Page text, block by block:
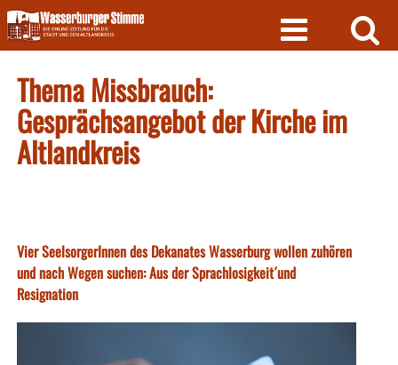
Skip
to
content
Thema Missbrauch:
Gesprächsangebot der Kirche im
Altlandkreis
Vier SeelsorgerInnen des Dekanates Wasserburg wollen zuhören
und nach Wegen suchen: Aus der Sprachlosigkeit´und
Resignation